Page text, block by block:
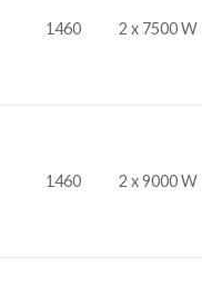
1460 2 x 7500 W
1460 2 x 9000 W